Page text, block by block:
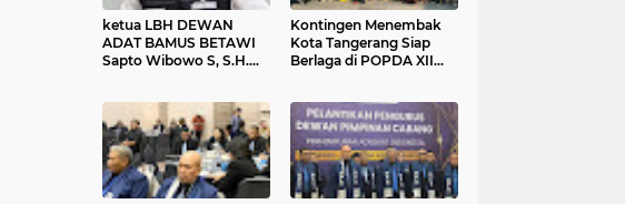
ketua LBH DEWAN
ADAT BAMUS BETAWI
Sapto Wibowo S, S.H.
Statement di Media
Kontingen Menembak
Kota Tangerang Siap
Berlaga di POPDA XII